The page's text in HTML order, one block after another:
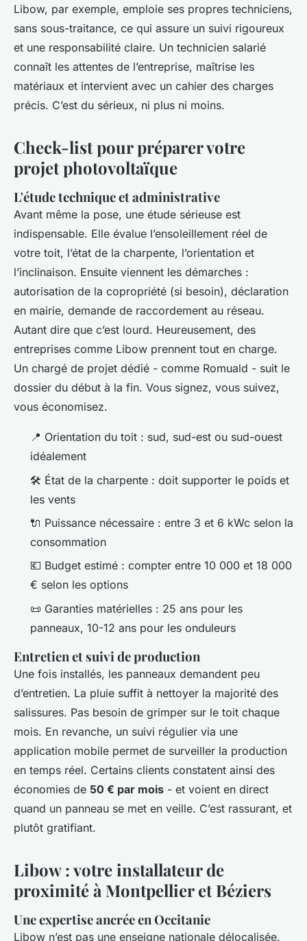
Libow, par exemple, emploie ses propres techniciens,
sans sous-traitance, ce qui assure un suivi rigoureux
et une responsabilité claire. Un technicien salarié
connaît les attentes de l’entreprise, maîtrise les
matériaux et intervient avec un cahier des charges
précis. C’est du sérieux, ni plus ni moins.
Check-list pour préparer votre
projet photovoltaïque
L'étude technique et administrative
Avant même la pose, une étude sérieuse est
indispensable. Elle évalue l’ensoleillement réel de
votre toit, l’état de la charpente, l’orientation et
l’inclinaison. Ensuite viennent les démarches :
autorisation de la copropriété (si besoin), déclaration
en mairie, demande de raccordement au réseau.
Autant dire que c’est lourd. Heureusement, des
entreprises comme Libow prennent tout en charge.
Un chargé de projet dédié - comme Romuald - suit le
dossier du début à la fin. Vous signez, vous suivez,
vous économisez.
📍 Orientation du toit : sud, sud-est ou sud-ouest
idéalement
🛠️ État de la charpente : doit supporter le poids et
les vents
🔌 Puissance nécessaire : entre 3 et 6 kWc selon la
consommation
💶 Budget estimé : compter entre 10 000 et 18 000
€ selon les options
📜 Garanties matérielles : 25 ans pour les
panneaux, 10-12 ans pour les onduleurs
Entretien et suivi de production
Une fois installés, les panneaux demandent peu
d’entretien. La pluie suffit à nettoyer la majorité des
salissures. Pas besoin de grimper sur le toit chaque
mois. En revanche, un suivi régulier via une
application mobile permet de surveiller la production
en temps réel. Certains clients constatent ainsi des
économies de 50 € par mois - et voient en direct
quand un panneau se met en veille. C’est rassurant, et
plutôt gratifiant.
Libow : votre installateur de
proximité à Montpellier et Béziers
Une expertise ancrée en Occitanie
Libow n’est pas une enseigne nationale délocalisée.